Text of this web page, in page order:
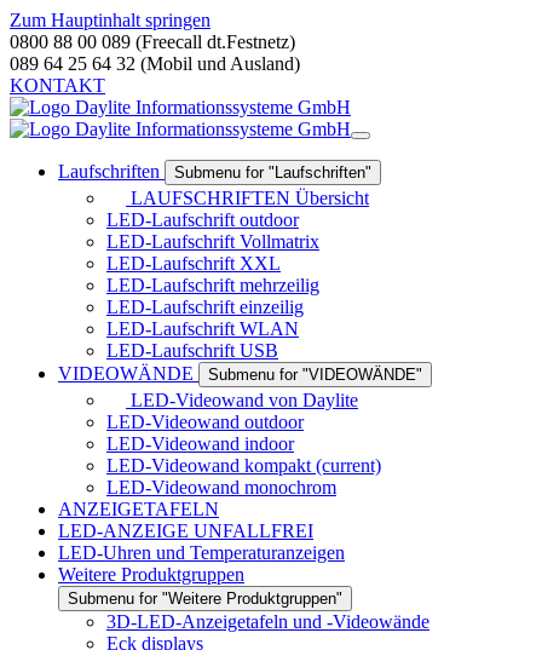
Zum Hauptinhalt springen
0800 88 00 089 (Freecall dt.Festnetz)
089 64 25 64 32 (Mobil und Ausland)
KONTAKT
Laufschriften Submenu for "Laufschriften"
LAUFSCHRIFTEN Übersicht
LED-Laufschrift outdoor
LED-Laufschrift Vollmatrix
LED-Laufschrift XXL
LED-Laufschrift mehrzeilig
LED-Laufschrift einzeilig
LED-Laufschrift WLAN
LED-Laufschrift USB
VIDEOWÄNDE
Submenu for "VIDEOWÄNDE"
LED-Videowand von Daylite
LED-Videowand outdoor
LED-Videowand indoor
LED-Videowand kompakt (current)
LED-Videowand monochrom
ANZEIGETAFELN
LED-ANZEIGE UNFALLFREI
LED-Uhren und Temperaturanzeigen
Weitere Produktgruppen
Submenu for "Weitere Produktgruppen"
3D-LED-Anzeigetafeln und -Videowände
Eck displays